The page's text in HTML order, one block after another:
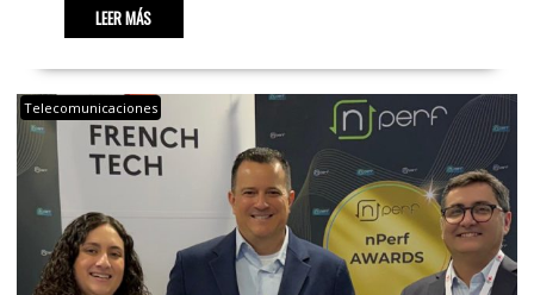
LEER MÁS
Telecomunicaciones